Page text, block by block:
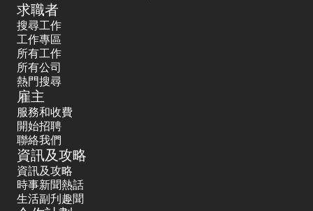
求職者
搜尋工作
工作專區
所有工作
所有公司
熱門搜尋
雇主
服務和收費
開始招聘
聯絡我們
資訊及攻略
資訊及攻略
時事新聞熱話
生活副刋趣聞